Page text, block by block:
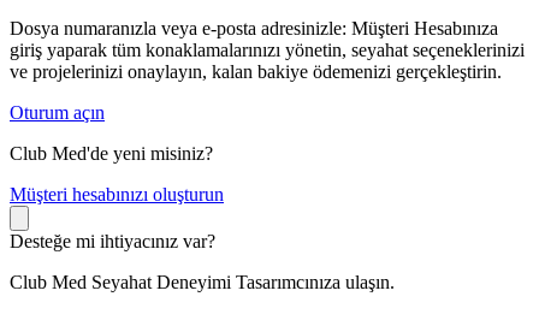
Dosya numaranızla veya e-posta adresinizle: Müşteri Hesabınıza
giriş yaparak tüm konaklamalarınızı yönetin, seyahat seçeneklerinizi
ve projelerinizi onaylayın, kalan bakiye ödemenizi gerçekleştirin.
Oturum açın
Club Med'de yeni misiniz?
Müşteri hesabınızı oluşturun
Desteğe mi ihtiyacınız var?
Club Med Seyahat Deneyimi Tasarımcınıza ulaşın.